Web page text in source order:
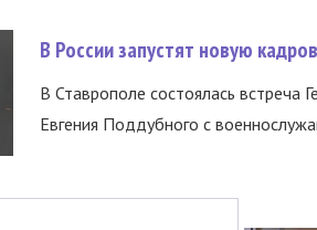
В России запустят новую
В Ставрополе состоялась встреча
Евгения Поддубного с